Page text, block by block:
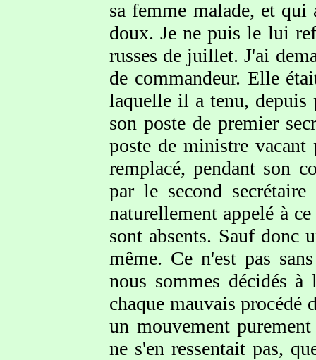
sa femme malade, et
doux. Je ne puis le lui
russes de juillet. J'ai
de commandeur. Elle
laquelle il a tenu, depuis
son poste de premier
poste de ministre
remplacé, pendant son
par le second
naturellement appelé à
sont absents. Sauf donc
même. Ce n'est pas
nous sommes décidés
chaque mauvais procédé
un mouvement
ne s'en ressentait pas,